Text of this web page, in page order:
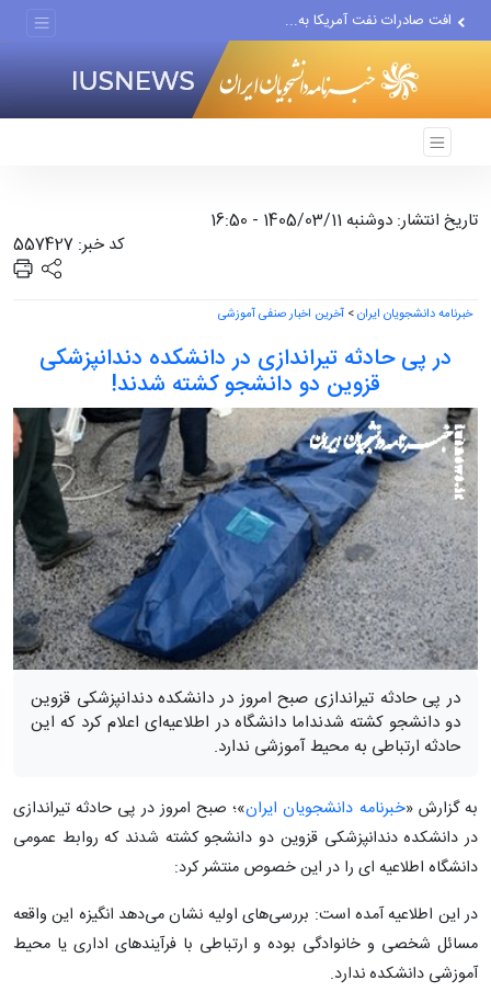
افت صادرات نفت آمریکا به...
انصارالله حمله به یک نفتکش...
حادثه امنیتی دریایی در جنوب...
تاریخ انتشار: دوشنبه 1405/03/11 - 16:50
کد خبر: 557427
خبرنامه دانشجویان ایران> آخرین اخبار صنفی آموزشی
در پی حادثه تیراندازی در دانشکده دندانپزشکی
قزوین دو دانشجو کشته شدند!
در پی حادثه تیراندازی صبح امروز در دانشکده دندانپزشکی قزوین
دو دانشجو کشته شدنداما دانشگاه در اطلاعیه‌ای اعلام کرد که این
حادثه ارتباطی به محیط آموزشی ندارد.
به گزارش «خبرنامه دانشجویان ایران»؛ صبح امروز در پی حادثه تیراندازی
در دانشکده دندانپزشکی قزوین دو دانشجو کشته شدند که روابط عمومی
دانشگاه اطلاعیه ای را در این خصوص منتشر کرد:
در این اطلاعیه آمده است: بررسی‌های اولیه نشان می‌دهد انگیزه این واقعه
مسائل شخصی و خانوادگی بوده و ارتباطی با فرآیند‌های اداری یا محیط
آموزشی دانشکده ندارد.